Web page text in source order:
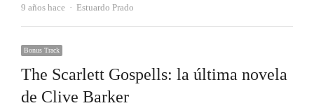
9 años hace Autor
Estuardo Prado
Bonus Track
The Scarlett Gospells: la última novela
de Clive Barker